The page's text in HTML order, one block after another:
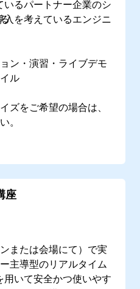
るパートナー企業のシ
を考えているエンジニ
ン・演習・ライブデモ
ル
ズをご希望の場合は、
。
座
または会場にて）で実
主導型のリアルタイム
いて安全かつ使いやす